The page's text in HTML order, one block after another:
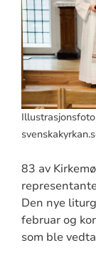
83 av
Den nye
februar og
som ble